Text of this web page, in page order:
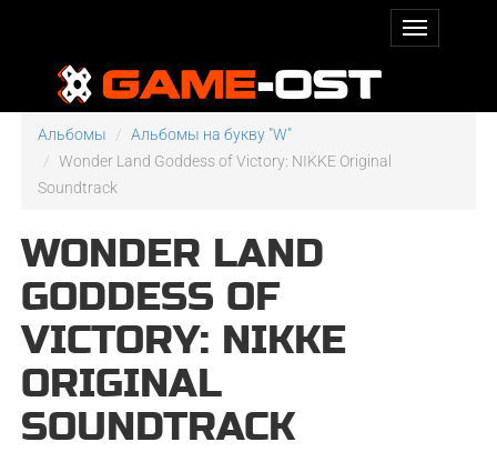
Альбомы
Альбомы на букву "W"
Wonder Land Goddess of Victory: NIKKE Original
Soundtrack
WONDER LAND
GODDESS OF
VICTORY: NIKKE
ORIGINAL
SOUNDTRACK